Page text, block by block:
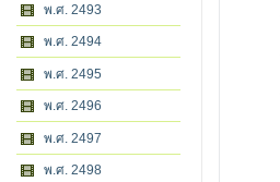
พ.ศ. 2493
พ.ศ. 2494
พ.ศ. 2495
พ.ศ. 2496
พ.ศ. 2497
พ.ศ. 2498